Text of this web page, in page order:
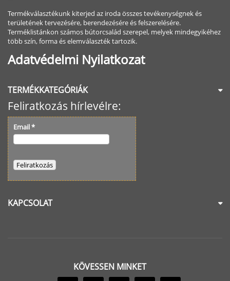
Termékválasztékunk kiterjed az iroda összes tevékenységnek és
területének tervezésére, berendezésére és felszerelésére.
Terméklistánkon számos bútorcsalád szerepel, melyek mindegyikéhez
több szín, forma és elemválaszték tartozik.
Adatvédelmi Nyilatkozat
TERMÉKKATEGÓRIÁK
Feliratkozás hírlevélre:
Email*
KAPCSOLAT
KÖVESSEN MINKET